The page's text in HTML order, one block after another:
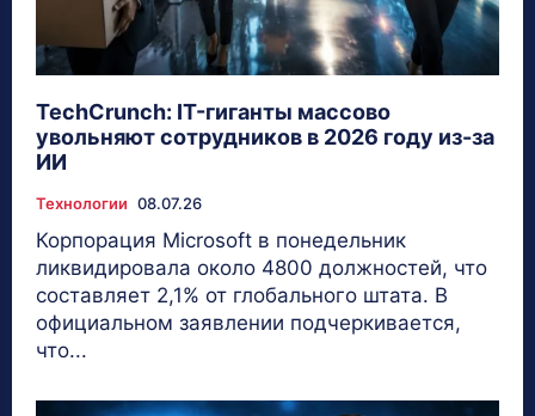
TechCrunch: IT-гиганты массово
увольняют сотрудников в 2026 году из-за
ИИ
Технологии 08.07.26
Корпорация Microsoft в понедельник
ликвидировала около 4800 должностей, что
составляет 2,1% от глобального штата. В
официальном заявлении подчеркивается,
что...